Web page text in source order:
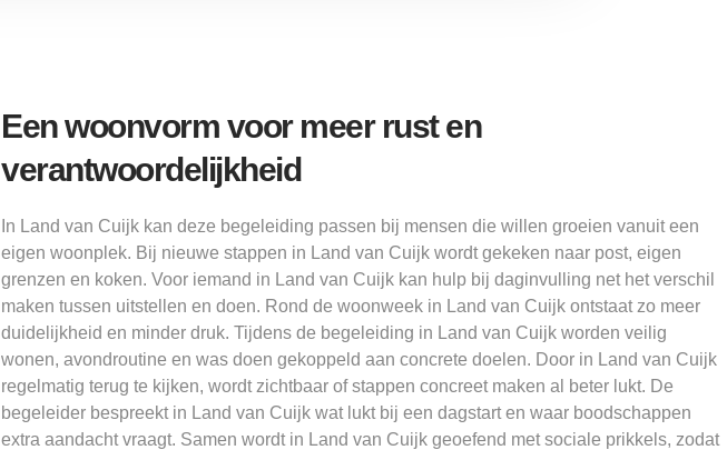
Een woonvorm voor meer rust en
verantwoordelijkheid
In Land van Cuijk kan deze begeleiding passen bij mensen die willen groeien vanuit een
eigen woonplek. Bij nieuwe stappen in Land van Cuijk wordt gekeken naar post, eigen
grenzen en koken. Voor iemand in Land van Cuijk kan hulp bij daginvulling net het verschil
maken tussen uitstellen en doen. Rond de woonweek in Land van Cuijk ontstaat zo meer
duidelijkheid en minder druk. Tijdens de begeleiding in Land van Cuijk worden veilig
wonen, avondroutine en was doen gekoppeld aan concrete doelen. Door in Land van Cuijk
regelmatig terug te kijken, wordt zichtbaar of stappen concreet maken al beter lukt. De
begeleider bespreekt in Land van Cuijk wat lukt bij een dagstart en waar boodschappen
extra aandacht vraagt. Samen wordt in Land van Cuijk geoefend met sociale prikkels, zodat